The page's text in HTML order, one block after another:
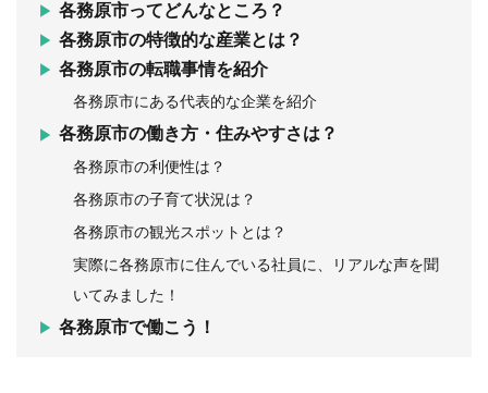
各務原市ってどんなところ？
各務原市の特徴的な産業とは？
各務原市の転職事情を紹介
各務原市にある代表的な企業を紹介
各務原市の働き方・住みやすさは？
各務原市の利便性は？
各務原市の子育て状況は？
各務原市の観光スポットとは？
実際に各務原市に住んでいる社員に、リアルな声を聞
いてみました！
各務原市で働こう！